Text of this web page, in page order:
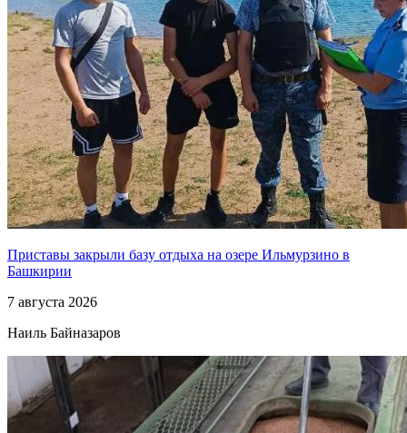
Приставы закрыли базу отдыха на озере Ильмурзино в
Башкирии
7 августа 2026
Наиль Байназаров